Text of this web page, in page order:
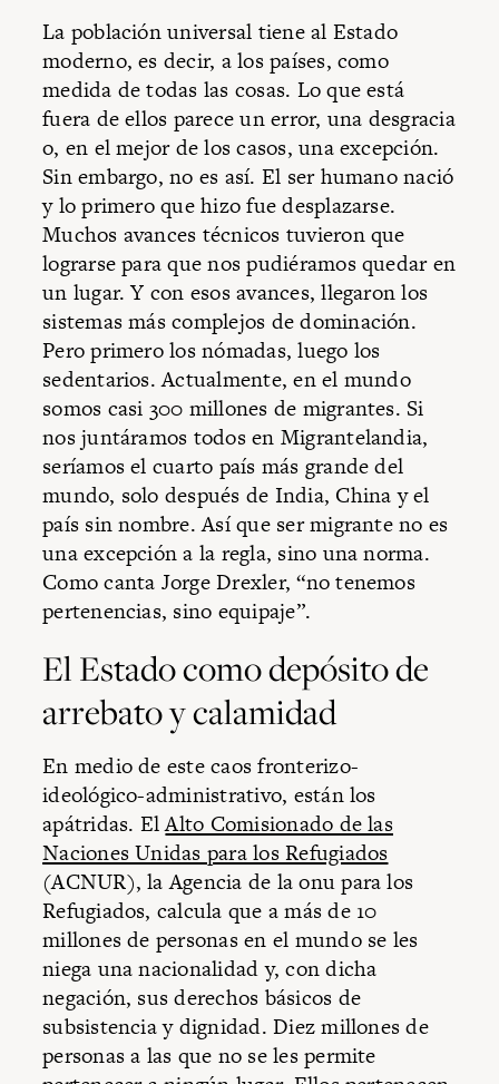
La población universal tiene al Estado
moderno, es decir, a los países, como
medida de todas las cosas. Lo que está
fuera de ellos parece un error, una desgracia
o, en el mejor de los casos, una excepción.
Sin embargo, no es así. El ser humano nació
y lo primero que hizo fue desplazarse.
Muchos avances técnicos tuvieron que
lograrse para que nos pudiéramos quedar en
un lugar. Y con esos avances, llegaron los
sistemas más complejos de dominación.
Pero primero los nómadas, luego los
sedentarios. Actualmente, en el mundo
somos casi 300 millones de migrantes. Si
nos juntáramos todos en Migrantelandia,
seríamos el cuarto país más grande del
mundo, solo después de India, China y el
país sin nombre. Así que ser migrante no es
una excepción a la regla, sino una norma.
Como canta Jorge Drexler, “no tenemos
pertenencias, sino equipaje”.
El Estado como depósito de
arrebato y calamidad
En medio de este caos fronterizo-
ideológico-administrativo, están los
apátridas. ElAlto Comisionado de las
Naciones Unidas para los Refugiados
(ACNUR), la Agencia de la onu para los
Refugiados, calcula que a más de 10
millones de personas en el mundo se les
niega una nacionalidad y, con dicha
negación, sus derechos básicos de
subsistencia y dignidad. Diez millones de
personas a las que no se les permite